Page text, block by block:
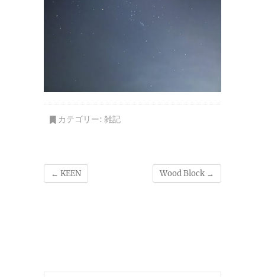
カテゴリー: 雑記
← KEEN Wood Block →